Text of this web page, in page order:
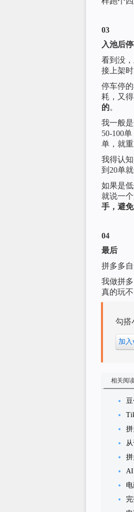
03
入池后
看到没
接上架
停车停
耗，又
的。
我一般
50-100
单，就
我得认
到20单
如果是
就说一
手，避
04
最后
拼多多
我做拼
真的玩
勾搭
加入
相关阅
AI